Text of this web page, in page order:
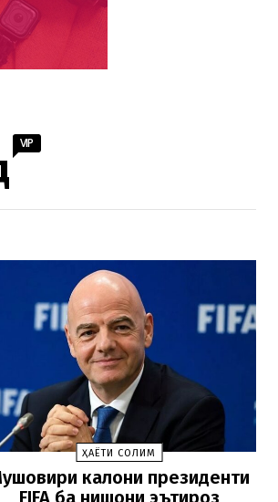
VIP
ҲАЁТИ СОЛИМ
калони президенти
FIFA ба нишони эътироз